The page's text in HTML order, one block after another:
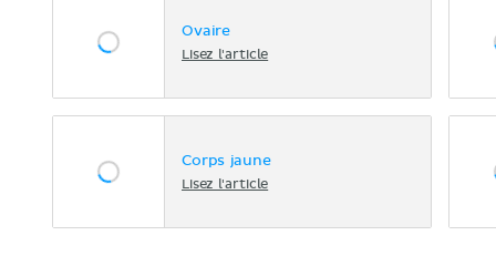
Ovaire
Lisez l'article
Corps jaune
Lisez l'article